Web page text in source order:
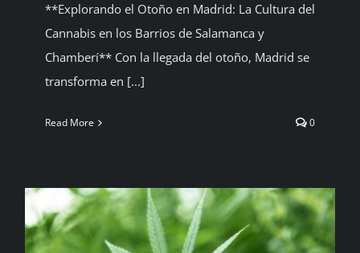
**Explorando el Otoño en Madrid: La Cultura del
Cannabis en los Barrios de Salamanca y
Chamberí** Con la llegada del otoño, Madrid se
transforma en [...]
Read More 0